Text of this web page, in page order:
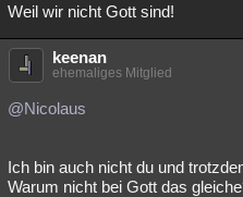
Weil wir nicht Gott sind!
keenan
ehemaliges Mitglied
@Nicolaus
Ich bin auch nicht du und
Warum nicht bei Gott das